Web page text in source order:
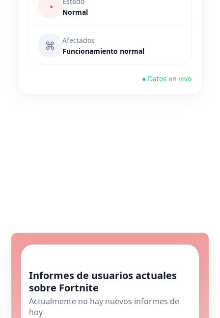
◔
Normal
⌘
Afectados
Funcionamiento normal
● Datos en vivo
Informes de usuarios actuales
sobre Fortnite
Actualmente no hay nuevos informes de
hoy